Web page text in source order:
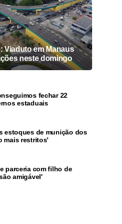
Viaduto em Manaus
neste domingo
fechar 22
estaduais
estoques de munição dos
mais restritos'
parceria com filho de
amigável'